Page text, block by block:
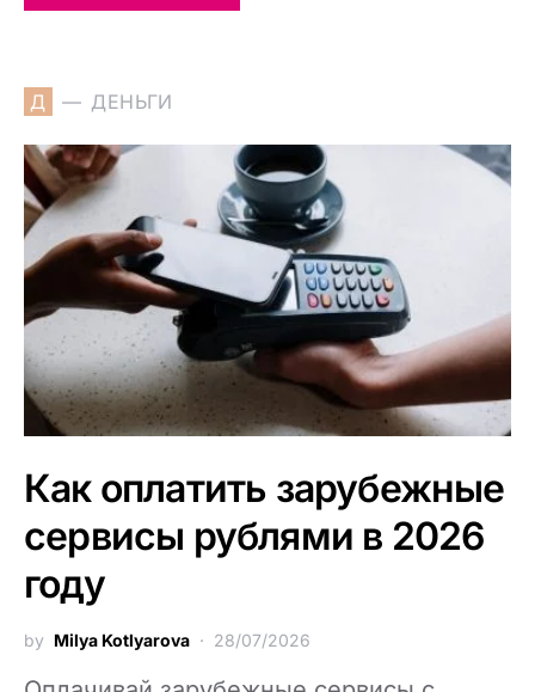
Д ДЕНЬГИ
Как оплатить зарубежные
сервисы рублями в 2026
году
by Milya Kotlyarova 28/07/2026